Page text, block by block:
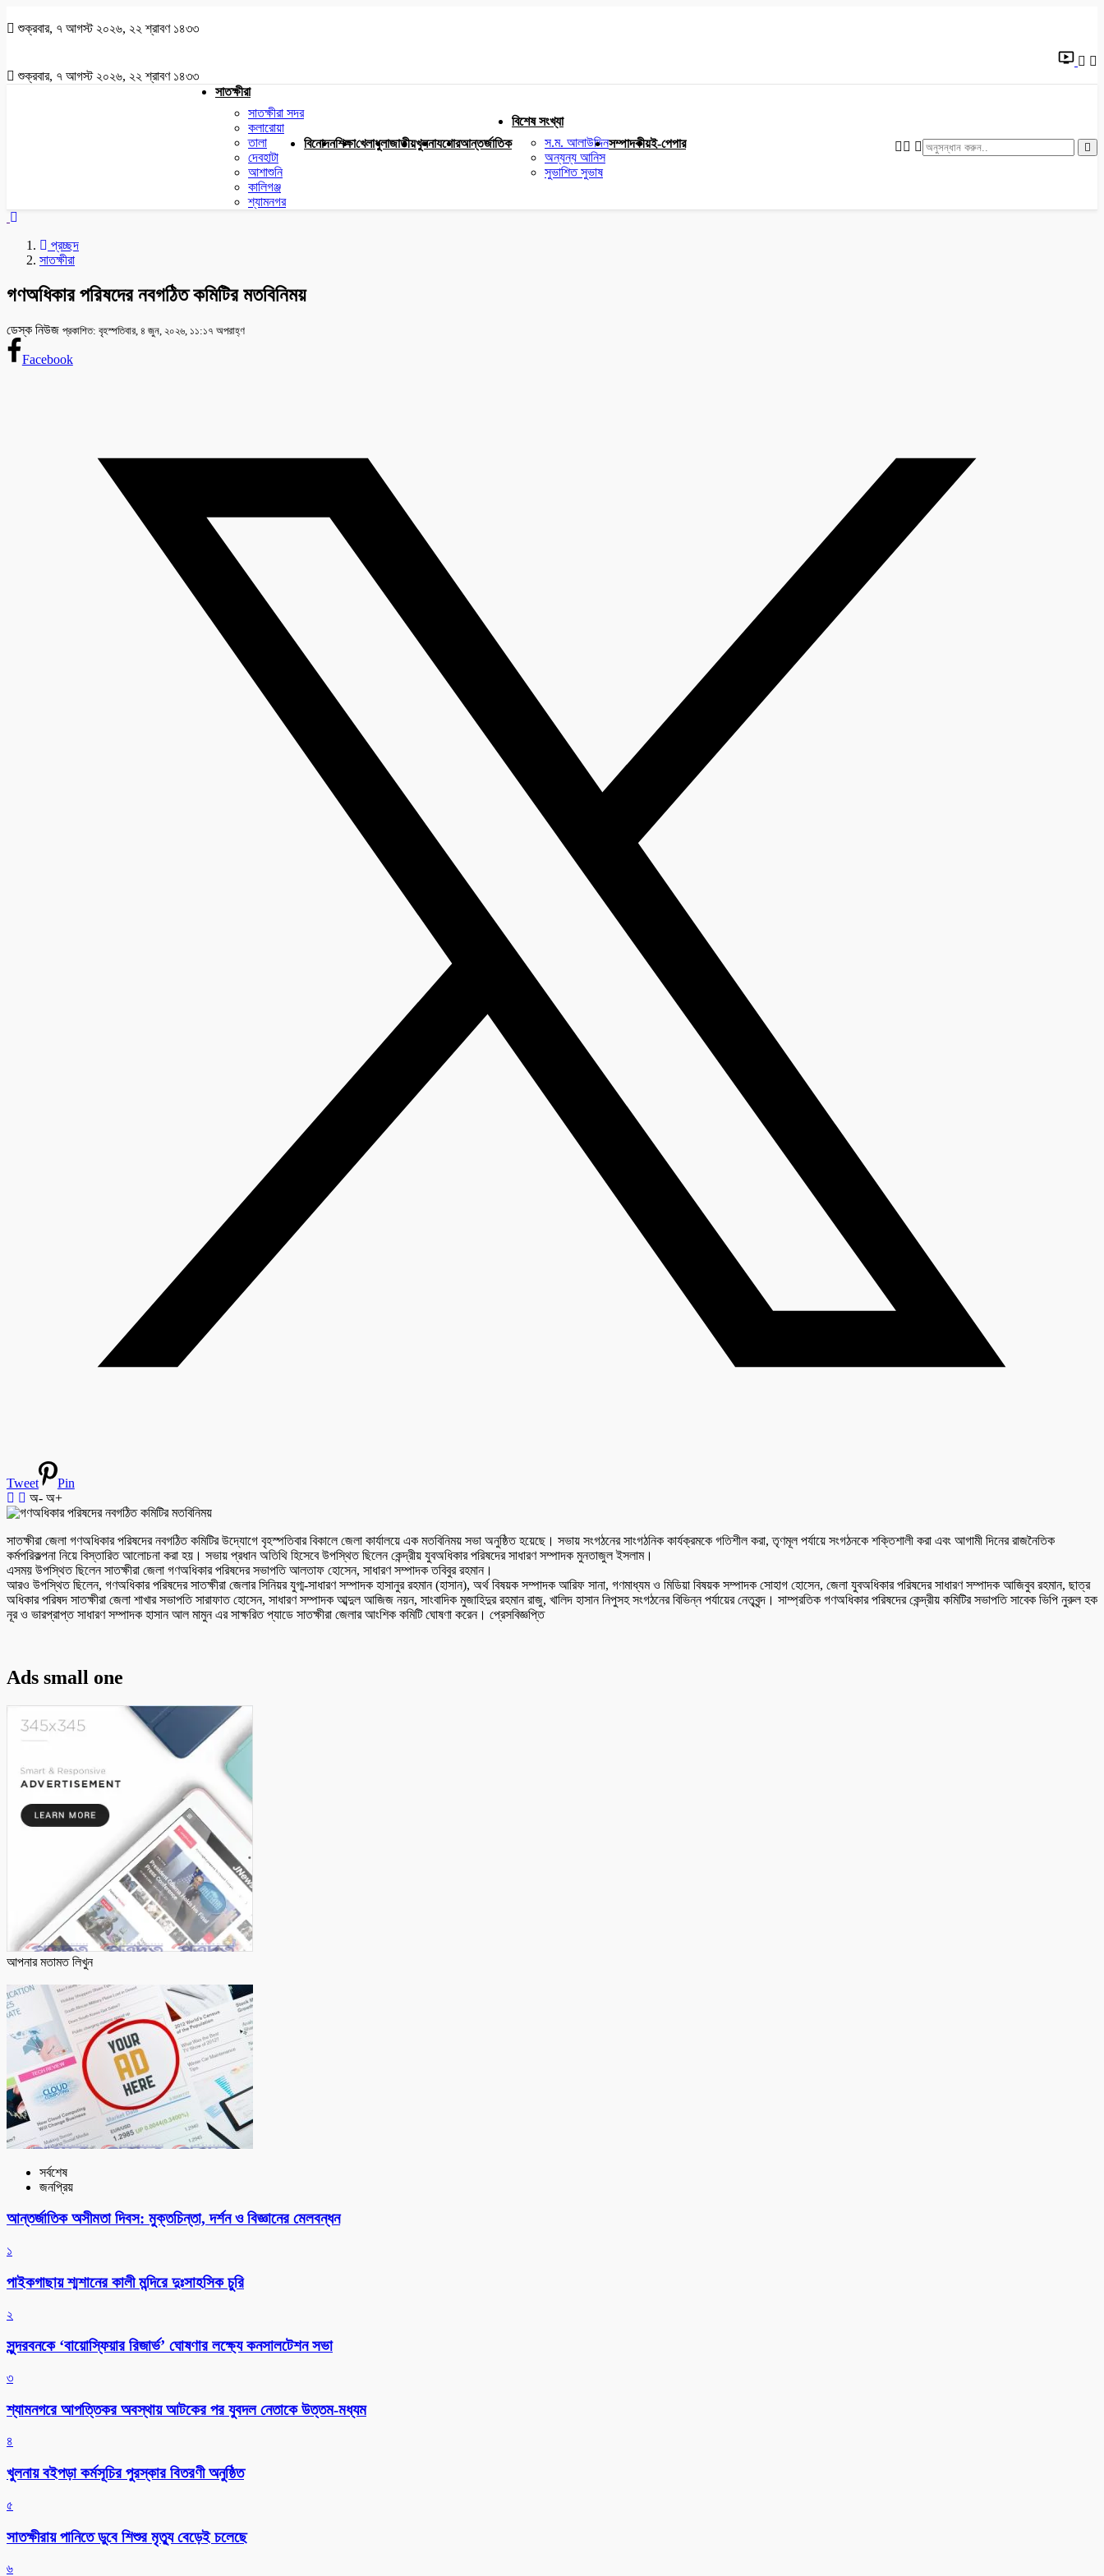
শুক্রবার, ৭ আগস্ট ২০২৬, ২২ শ্রাবণ ১৪৩৩
শুক্রবার, ৭ আগস্ট ২০২৬, ২২ শ্রাবণ ১৪৩৩
সাতক্ষীরা
সাতক্ষীরা সদর
কলারোয়া
তালা
দেবহাটা
আশাশুনি
কালিগঞ্জ
শ্যামনগর
বিনোদনশিক্ষাখেলাধুলাজাতীয়খুলনাযশোরআন্তর্জাতিক
বিশেষ সংখ্যা
স.ম. আলাউদ্দিন
অন্যন্য আনিস
সুভাশিত সুভাষ
সম্পাদকীয়ই-পেপার
প্রচ্ছদ
সাতক্ষীরা
গণঅধিকার পরিষদের নবগঠিত কমিটির মতবিনিময়
ডেস্ক নিউজ প্রকাশিত: বৃহস্পতিবার, ৪ জুন, ২০২৬, ১১:১৭ অপরাহ্ণ
Facebook
Tweet
Pin
অ- অ+
সাতক্ষীরা জেলা গণঅধিকার পরিষদের নবগঠিত কমিটির উদ্যোগে বৃহস্পতিবার বিকালে জেলা কার্যালয়ে এক মতবিনিময় সভা অনুষ্ঠিত হয়েছে। সভায় সংগঠনের সাংগঠনিক কার্যক্রমকে গতিশীল করা, তৃণমূল পর্যায়ে সংগঠনকে শক্তিশালী করা এবং আগামী দিনের রাজনৈতিক
কর্মপরিকল্পনা নিয়ে বিস্তারিত আলোচনা করা হয়। সভায় প্রধান অতিথি হিসেবে উপস্থিত ছিলেন কেন্দ্রীয় যুবঅধিকার পরিষদের সাধারণ সম্পাদক মুনতাজুল ইসলাম।
এসময় উপস্থিত ছিলেন সাতক্ষীরা জেলা গণঅধিকার পরিষদের সভাপতি আলতাফ হোসেন, সাধারণ সম্পাদক তবিবুর রহমান।
আরও উপস্থিত ছিলেন, গণঅধিকার পরিষদের সাতক্ষীরা জেলার সিনিয়র যুগ্ম-সাধারণ সম্পাদক হাসানুর রহমান (হাসান), অর্থ বিষয়ক সম্পাদক আরিফ সানা, গণমাধ্যম ও মিডিয়া বিষয়ক সম্পাদক সোহাগ হোসেন, জেলা যুবঅধিকার পরিষদের সাধারণ সম্পাদক আজিবুব রহমান, ছাত্র
অধিকার পরিষদ সাতক্ষীরা জেলা শাখার সভাপতি সারাফাত হোসেন, সাধারণ সম্পাদক আব্দুল আজিজ নয়ন, সাংবাদিক মুজাহিদুর রহমান রাজু, খালিদ হাসান নিপুসহ সংগঠনের বিভিন্ন পর্যায়ের নেতৃবৃন্দ। সাম্প্রতিক গণঅধিকার পরিষদের কেন্দ্রীয় কমিটির সভাপতি সাবেক ভিপি নুরুল হক
নূর ও ভারপ্রাপ্ত সাধারণ সম্পাদক হাসান আল মামুন এর সাক্ষরিত প্যাডে সাতক্ষীরা জেলার আংশিক কমিটি ঘোষণা করেন। প্রেসবিজ্ঞপ্তি
Ads small one
আপনার মতামত লিখুন
সর্বশেষ
জনপ্রিয়
আন্তর্জাতিক অসীমতা দিবস: মুক্তচিন্তা, দর্শন ও বিজ্ঞানের মেলবন্ধন
১
পাইকগাছায় শ্মশানের কালী মন্দিরে দুঃসাহসিক চুরি
২
সুন্দরবনকে ‘বায়োস্ফিয়ার রিজার্ভ’ ঘোষণার লক্ষ্যে কনসালটেশন সভা
৩
শ্যামনগরে আপত্তিকর অবস্থায় আটকের পর যুবদল নেতাকে উত্তম-মধ্যম
৪
খুলনায় বইপড়া কর্মসূচির পুরস্কার বিতরণী অনুষ্ঠিত
৫
সাতক্ষীরায় পানিতে ডুবে শিশুর মৃত্যু বেড়েই চলেছে
৬